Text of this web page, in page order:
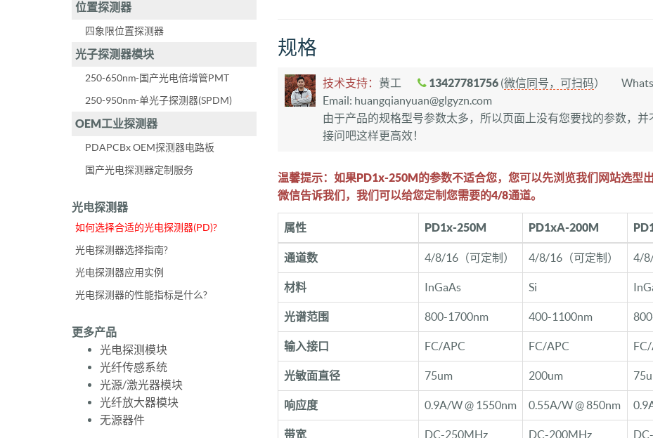
位置探测器
四象限位置探测器
光子探测器模块
250-650nm-国产光电倍增管PMT
250-950nm-单光子探测器(SPDM)
OEM工业探测器
PDAPCBx OEM探测器电路板
国产光电探测器定制服务
光电探测器
如何选择合适的光电探测器(PD)?
光电探测器选择指南?
光电探测器应用实例
光电探测器的性能指标是什么?
更多产品
光电探测模块
光纤传感系统
光源/激光器模块
光纤放大器模块
无源器件
规格
技术支持： 黄工 13427781756(微信同号，可扫码）
Email: huangqianyuan@glgyzn.com
由于产品的规格型号参数太多，所以页面上没有您要找的参数，
接问吧这样更高效！
温馨提示：如果PD1x-250M的参数不适合您，您可以先浏览我们网站选型
微信告诉我们，我们可以给您定制您需要的4/8通道。
属性 PD1x-250M PD1xA-200M
通道数 4/8/16（可定制） 4/8/16（可定制） 4/
材料 InGaAs Si
光谱范围 800-1700nm 400-1100nm
输入接口 FC/APC FC/APC
光敏面直径 75um 200um
响应度 0.9A/W @ 1550nm 0.55A/W @ 850nm
带宽 DC-250MHz DC-200MHz